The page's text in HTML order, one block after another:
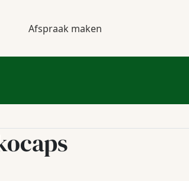
Afspraak maken